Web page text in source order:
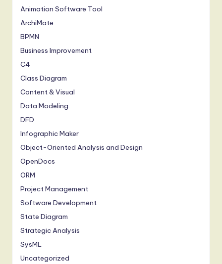
Animation Software Tool
ArchiMate
BPMN
Business Improvement
C4
Class Diagram
Content & Visual
Data Modeling
DFD
Infographic Maker
Object-Oriented Analysis and Design
OpenDocs
ORM
Project Management
Software Development
State Diagram
Strategic Analysis
SysML
Uncategorized